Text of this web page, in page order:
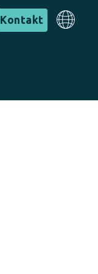
Kontakt
Deutsch